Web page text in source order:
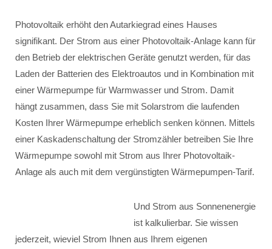
Photovoltaik erhöht den Autarkiegrad eines Hauses
signifikant. Der Strom aus einer Photovoltaik-Anlage kann für
den Betrieb der elektrischen Geräte genutzt werden, für das
Laden der Batterien des Elektroautos und in Kombination mit
einer Wärmepumpe für Warmwasser und Strom. Damit
hängt zusammen, dass Sie mit Solarstrom die laufenden
Kosten Ihrer Wärmepumpe erheblich senken können. Mittels
einer Kaskadenschaltung der Stromzähler betreiben Sie Ihre
Wärmepumpe sowohl mit Strom aus Ihrer Photovoltaik-
Anlage als auch mit dem vergünstigten Wärmepumpen-Tarif.
Und Strom aus Sonnenenergie
ist kalkulierbar. Sie wissen
jederzeit, wieviel Strom Ihnen aus Ihrem eigenen